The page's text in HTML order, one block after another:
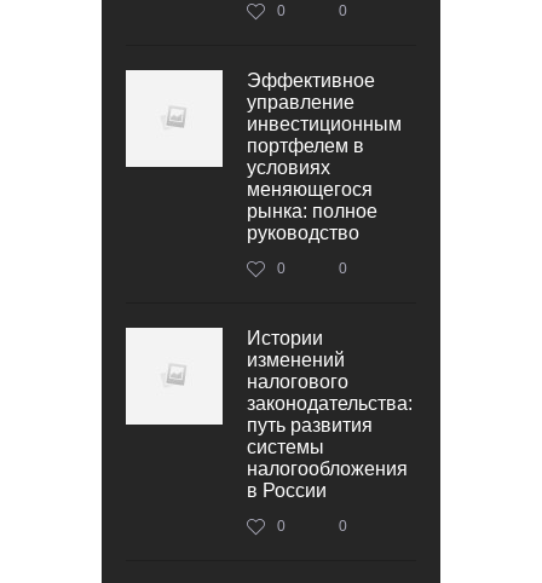
0 0
Эффективное
управление
инвестиционным
портфелем в
условиях
меняющегося
рынка: полное
руководство
0 0
Истории
изменений
налогового
законодательства:
путь развития
системы
налогообложения
в России
0 0